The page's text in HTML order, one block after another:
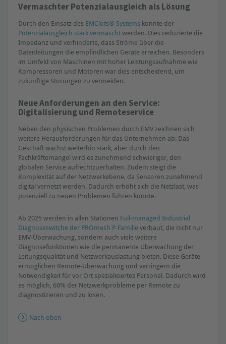
Vermaschter Potenzialausgleich als Lösung
Durch den Einsatz des EMClots® Systems konnte der
Potenzialausgleich stark vermaschtwerden. Dies reduzierte die
Impedanz und verhinderte, dass Ströme über die
Datenleitungen die empfindlichen Geräte erreichen. Besonders
im Umfeld von Maschinen mit hoher Leistungsaufnahme wie
Kompressoren und Motoren war dies entscheidend, um
zukünftige Störungen zu vermeiden.
Neue Anforderungen an den Service:
Digitalisierung und Remoteservice
Neben den physischen Problemen durch EMV zeichnen sich
weitere Herausforderungen für das Unternehmen ab: Das
Geschäft wächst weiterhin stark, aber durch den
Fachkräftemangel wird es zunehmend schwieriger, den
globalen Service aufrechtzuerhalten. Zudem steigt die
Komplexität auf der Netzwerkebene, da Sensoren zunehmend
digital vernetzt werden. Dadurch erhöht sich die Netzlast, was
potenziell zu neuen Problemen führen könnte.
Ab 2025 werden in allen Stationen Full-managed Industrial
Diagnoseswitche der PROmesh P-Familie verbaut, die nicht nur
EMV-Überwachung, sondern auch viele weitere
Diagnosefunktionen wie die permanente Überwachung der
Leitungsqualität und Netzwerkauslastung bieten. Diese Geräte
ermöglichen Remote-Überwachung und verringern die
Notwendigkeit für vor Ort spezialisiertes Personal. Dadurch wird
es möglich, 60% der Netzwerkprobleme per Remote zu
diagnostizieren und zu lösen.
Nach oben